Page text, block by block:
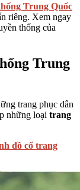
Trung Quốc
riêng. Xem ngay
thống của
Trung
trang phục dân
những loại trang
đồ cổ trang